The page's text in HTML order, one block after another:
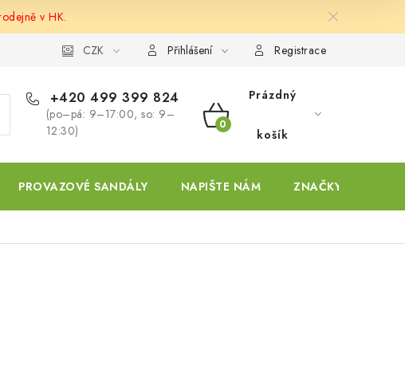
v HK.
CZK Přihlášení Registrace
+420 499 399 824
(po–pá: 9–17:00, so: 9–
12:30)
NÁKUPNÍ
KOŠÍK
Prázdný
košík
PROVAZOVÉ SANDÁLY NAPIŠTE NÁM ZNAČKY